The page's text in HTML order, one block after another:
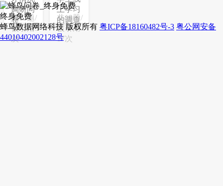
调研问
卷
共13题/
被引用5
次
上学习
的调查
共12题/
被引用
17次
终身免费
蜂鸟数据网络科技 版权所有 粤ICP备18160482号-3 粤公网安备
44010402002128号